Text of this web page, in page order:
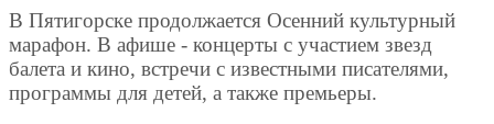
В Пятигорске продолжается Осенний культурный
марафон. В афише - концерты с участием звезд
балета и кино, встречи с известными писателями,
программы для детей, а также премьеры.